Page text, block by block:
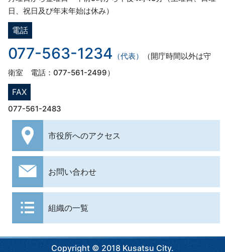
日、祝日及び年末年始は休み）
電話
077-563-1234 （代表）
（開庁時間以外は守
衛室 電話：077-561-2499）
FAX
077-561-2483
市役所へのアクセス
お問い合わせ
組織の一覧
Copyright © 2018 Kusatsu City.